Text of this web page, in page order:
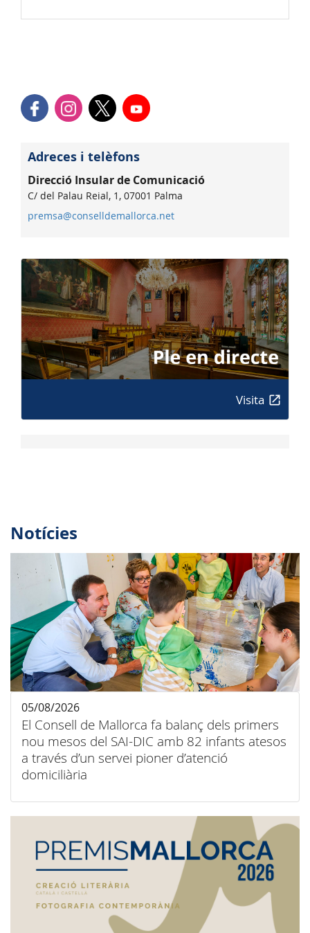
Adreces i telèfons
Direcció Insular de Comunicació
C/ del Palau Reial, 1, 07001 Palma
premsa@conselldemallorca.net
Visita
Notícies
El Consell de Mallorca fa balanç dels primers
nou mesos del SAI-DIC amb 82 infants atesos
a través d’un servei pioner d’atenció
domiciliària
05/08/2026